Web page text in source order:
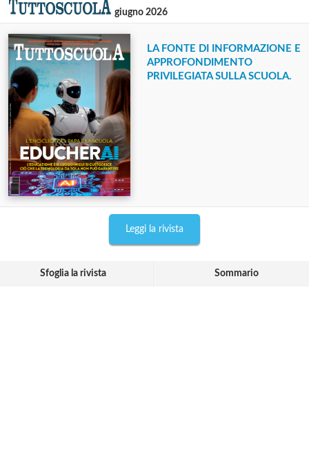
giugno 2026
LA FONTE DI INFORMAZIONE E
APPROFONDIMENTO
PRIVILEGIATA SULLA SCUOLA.
Leggi la rivista
Sfoglia la rivista Sommario